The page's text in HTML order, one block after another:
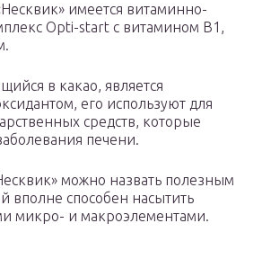
имеется витаминно-
Opti-start с витамином В1,
в какао, является
его используют для
средств, которые
печени.
можно назвать полезным
вполне способен насытить
микро- и макроэлементами.